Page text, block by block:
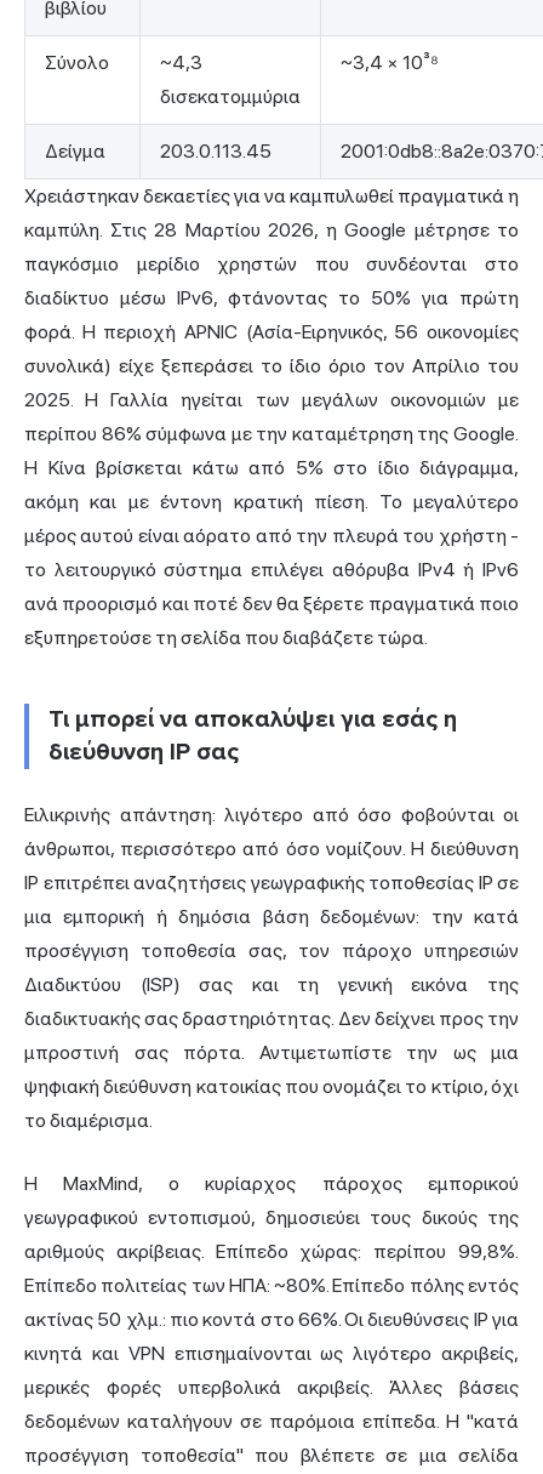
βιβλίου
Σύνολο
~4,3
δισεκατομμύρια
~3,4 × 10³⁸
Δείγμα 203.0.113.45
Χρειάστηκαν δεκαετίες για να καμπυλωθεί πραγματικά η
καμπύλη. Στις 28 Μαρτίου 2026, η Google μέτρησε το
παγκόσμιο μερίδιο χρηστών που συνδέονται στο
διαδίκτυο μέσω IPv6, φτάνοντας το 50% για πρώτη
φορά. Η περιοχή APNIC (Ασία-Ειρηνικός, 56 οικονομίες
συνολικά) είχε ξεπεράσει το ίδιο όριο τον Απρίλιο του
2025. Η Γαλλία ηγείται των μεγάλων οικονομιών με
περίπου 86% σύμφωνα με την καταμέτρηση της Google.
Η Κίνα βρίσκεται κάτω από 5% στο ίδιο διάγραμμα,
ακόμη και με έντονη κρατική πίεση. Το μεγαλύτερο
μέρος αυτού είναι αόρατο από την πλευρά του χρήστη -
το λειτουργικό σύστημα επιλέγει αθόρυβα IPv4 ή IPv6
ανά προορισμό και ποτέ δεν θα ξέρετε πραγματικά ποιο
εξυπηρετούσε τη σελίδα που διαβάζετε τώρα.
Τι μπορεί να αποκαλύψει για εσάς η
διεύθυνση IP σας
Ειλικρινής απάντηση: λιγότερο από όσο φοβούνται οι
άνθρωποι, περισσότερο από όσο νομίζουν. Η διεύθυνση
IP επιτρέπει αναζητήσεις γεωγραφικής τοποθεσίας IP σε
μια εμπορική ή δημόσια βάση δεδομένων: την κατά
προσέγγιση τοποθεσία σας, τον πάροχο υπηρεσιών
Διαδικτύου (ISP) σας και τη γενική εικόνα της
διαδικτυακής σας δραστηριότητας. Δεν δείχνει προς την
μπροστινή σας πόρτα. Αντιμετωπίστε την ως μια
ψηφιακή διεύθυνση κατοικίας που ονομάζει το κτίριο, όχι
το διαμέρισμα.
Η MaxMind, ο κυρίαρχος πάροχος εμπορικού
γεωγραφικού εντοπισμού, δημοσιεύει τους δικούς της
αριθμούς ακρίβειας. Επίπεδο χώρας: περίπου 99,8%.
Επίπεδο πολιτείας των ΗΠΑ: ~80%. Επίπεδο πόλης εντός
ακτίνας 50 χλμ.: πιο κοντά στο 66%. Οι διευθύνσεις IP για
κινητά και VPN επισημαίνονται ως λιγότερο ακριβείς,
μερικές φορές υπερβολικά ακριβείς. Άλλες βάσεις
δεδομένων καταλήγουν σε παρόμοια επίπεδα. Η "κατά
προσέγγιση τοποθεσία" που βλέπετε σε μια σελίδα